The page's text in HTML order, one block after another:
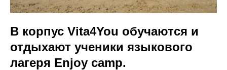
В корпус Vita4You обучаются и
отдыхают ученики языкового
лагеря Enjoy camp.